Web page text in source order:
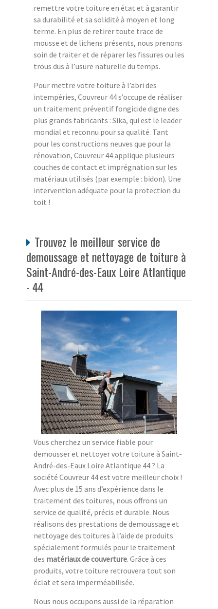
remettre votre toiture en état et à garantir
sa durabilité et sa solidité à moyen et long
terme. En plus de retirer toute trace de
mousse et de lichens présents, nous prenons
soin de traiter et de réparer les fissures ou les
trous dus à l’usure naturelle du temps.
Pour mettre votre toiture à l’abri des
intempéries, Couvreur 44 s’occupe de réaliser
un traitement préventif fongicide digne des
plus grands fabricants : Sika, qui est le leader
mondial et reconnu pour sa qualité. Tant
pour les constructions neuves que pour la
rénovation, Couvreur 44 applique plusieurs
couches de contact et imprégnation sur les
matériaux utilisés (par exemple : bidon). Une
intervention adéquate pour la protection du
toit !
Trouvez le meilleur service de
demoussage et nettoyage de toiture à
Saint-André-des-Eaux Loire Atlantique
- 44
Vous cherchez un service fiable pour
demousser et nettoyer votre toiture à Saint-
André-des-Eaux Loire Atlantique 44 ? La
société Couvreur 44 est votre meilleur choix !
Avec plus de 15 ans d’expérience dans le
traitement des toitures, nous offrons un
service de qualité, précis et durable. Nous
réalisons des prestations de demoussage et
nettoyage des toitures à l’aide de produits
spécialement formulés pour le traitement
des matériaux de couverture. Grâce à ces
produits, votre toiture retrouvera tout son
éclat et sera imperméabilisée.
Nous nous occupons aussi de la réparation